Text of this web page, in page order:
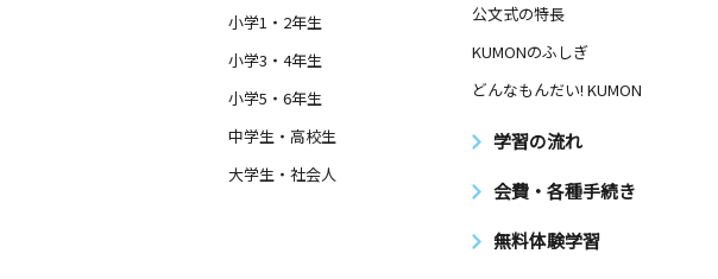
小学1・2年生
小学3・4年生
小学5・6年生
中学生・高校生
大学生・社会人
公文式の特長
KUMONのふしぎ
どんなもんだい! KUMON
学習の流れ
会費・各種手続き
無料体験学習